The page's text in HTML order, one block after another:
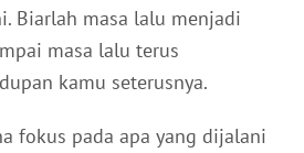
Biarlah masa lalu menjadi
masa lalu terus
kamu seterusnya.
fokus pada apa yang dijalani